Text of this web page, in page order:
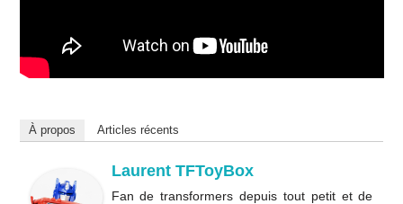
À propos Articles récents
Laurent TFToyBox
Fan de transformers depuis tout petit et de